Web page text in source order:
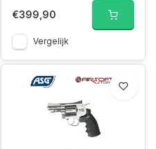
€399,90
Vergelijk